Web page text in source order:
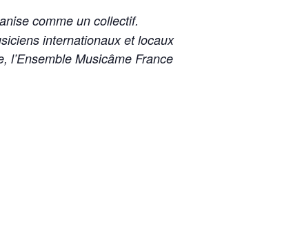
comme un collectif.
internationaux et locaux
l’Ensemble Musicâme France